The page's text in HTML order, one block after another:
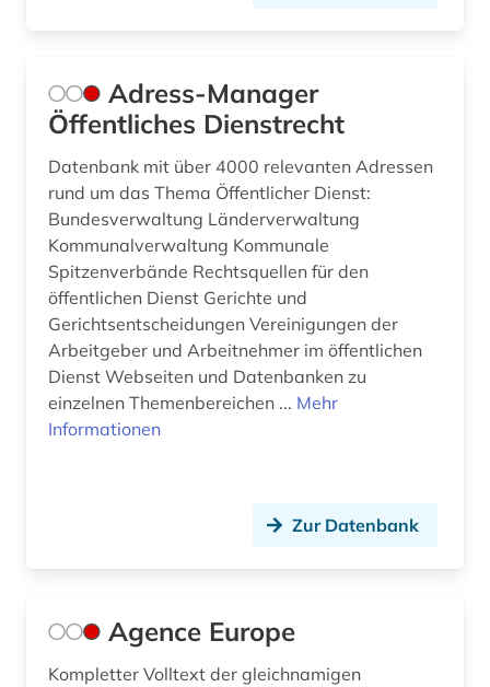
cd-rom (2)
chemie (22)
chemikalien (1)
china (8)
chinesisches recht (1)
codierung (1)
common law (3)
commonwealth (9)
corona (2)
covid (1)
Adress-Manager
Öffentliches Dienstrecht
Datenbank mit über 4000 relevanten Adressen
rund um das Thema Öffentlicher Dienst:
Bundesverwaltung Länderverwaltung
Kommunalverwaltung Kommunale
Spitzenverbände Rechtsquellen für den
öffentlichen Dienst Gerichte und
Gerichtsentscheidungen Vereinigungen der
Arbeitgeber und Arbeitnehmer im öffentlichen
Dienst Webseiten und Datenbanken zu
einzelnen Themenbereichen ... Mehr
Informationen
Zur Datenbank
Agence Europe
Kompletter Volltext der gleichnamigen